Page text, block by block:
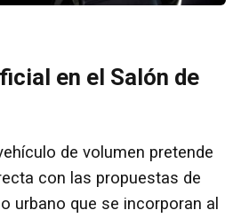
en el Salón de
de volumen pretende
con las propuestas de
urbano que se incorporan al